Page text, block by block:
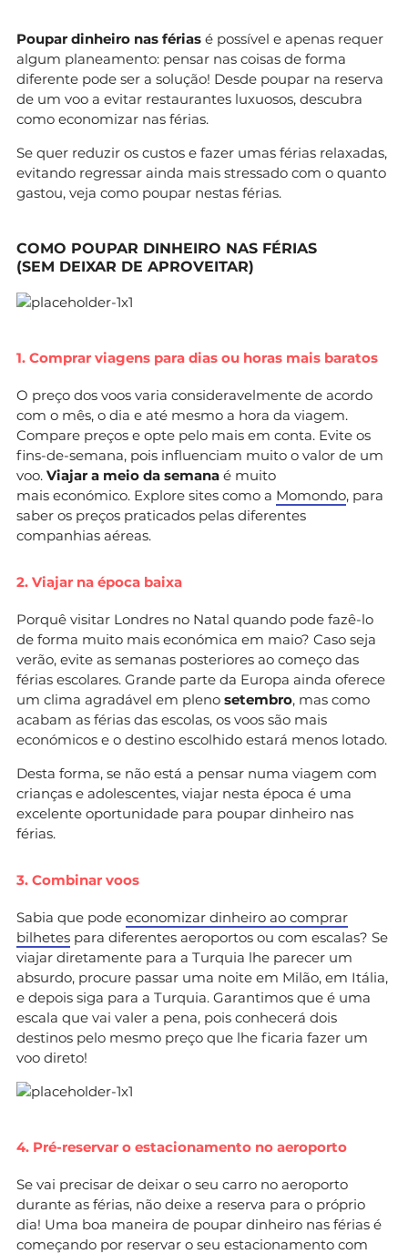
Poupar dinheiro nas férias é possível e apenas requer
algum planeamento: pensar nas coisas de forma
diferente pode ser a solução! Desde poupar na reserva
de um voo a evitar restaurantes luxuosos, descubra
como economizar nas férias.
Se quer reduzir os custos e fazer umas férias relaxadas,
evitando regressar ainda mais stressado com o quanto
gastou, veja como poupar nestas férias.
COMO POUPAR DINHEIRO NAS FÉRIAS
(SEM DEIXAR DE APROVEITAR)
1. Comprar viagens para dias ou horas mais baratos
O preço dos voos varia consideravelmente de acordo
com o mês, o dia e até mesmo a hora da viagem.
Compare preços e opte pelo mais em conta. Evite os
fins-de-semana, pois influenciam muito o valor de um
voo. Viajar a meio da semana é muito
mais económico. Explore sites como a Momondo, para
saber os preços praticados pelas diferentes
companhias aéreas.
2. Viajar na época baixa
Porquê visitar Londres no Natal quando pode fazê-lo
de forma muito mais económica em maio? Caso seja
verão, evite as semanas posteriores ao começo das
férias escolares. Grande parte da Europa ainda oferece
um clima agradável em pleno setembro, mas como
acabam as férias das escolas, os voos são mais
económicos e o destino escolhido estará menos lotado.
Desta forma, se não está a pensar numa viagem com
crianças e adolescentes, viajar nesta época é uma
excelente oportunidade para poupar dinheiro nas
férias.
3. Combinar voos
Sabia que pode economizar dinheiro ao comprar
bilhetes para diferentes aeroportos ou com escalas? Se
viajar diretamente para a Turquia lhe parecer um
absurdo, procure passar uma noite em Milão, em Itália,
e depois siga para a Turquia. Garantimos que é uma
escala que vai valer a pena, pois conhecerá dois
destinos pelo mesmo preço que lhe ficaria fazer um
voo direto!
4. Pré-reservar o estacionamento no aeroporto
Se vai precisar de deixar o seu carro no aeroporto
durante as férias, não deixe a reserva para o próprio
dia! Uma boa maneira de poupar dinheiro nas férias é
começando por reservar o seu estacionamento com